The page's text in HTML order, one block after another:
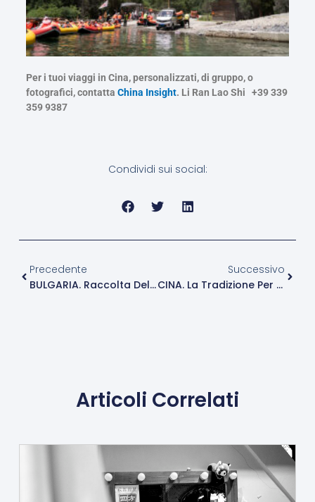
Per i tuoi viaggi in Cina, personalizzati, di gruppo, o
fotografici, contatta China Insight. Li Ran Lao Shi +39 339
359 9387
Condividi sui social:
Precedente
BULGARIA. Raccolta Della Rosa Damascena
Successivo
CINA. La Tradizione Per Affermare Una Moderna Femminilità
Articoli Correlati